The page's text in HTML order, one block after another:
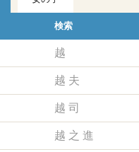
検索
越
越 夫
越 司
越 之 進